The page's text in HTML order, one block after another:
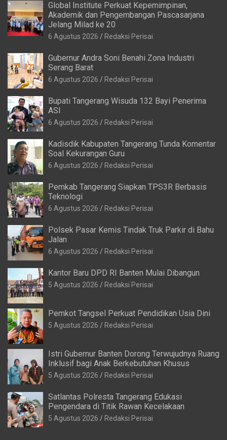
Global Institute Perkuat Kepemimpinan,
Akademik dan Pengembangan Pascasarjana
Jelang Milad ke 20
6 Agustus 2026 Redaksi Perisai
Gubernur Andra Soni Benahi Zona Industri
Serang Barat
6 Agustus 2026 Redaksi Perisai
Bupati Tangerang Wisuda 132 Bayi Penerima
ASI
6 Agustus 2026 Redaksi Perisai
Kadisdik Kabupaten Tangerang Tunda Komentar
Soal Kekurangan Guru
6 Agustus 2026 Redaksi Perisai
Pemkab Tangerang Siapkan TPS3R Berbasis
Teknologi
6 Agustus 2026 Redaksi Perisai
Polsek Pasar Kemis Tindak Truk Parkir di Bahu
Jalan
6 Agustus 2026 Redaksi Perisai
Kantor Baru DPD RI Banten Mulai Dibangun
5 Agustus 2026 Redaksi Perisai
Pemkot Tangsel Perkuat Pendidikan Usia Dini
5 Agustus 2026 Redaksi Perisai
Istri Gubernur Banten Dorong Terwujudnya Ruang
Inklusif bagi Anak Berkebutuhan Khusus
5 Agustus 2026 Redaksi Perisai
Satlantas Polresta Tangerang Edukasi
Pengendara di Titik Rawan Kecelakaan
5 Agustus 2026 Redaksi Perisai